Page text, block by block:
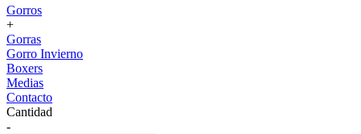
Gorros
+
Gorras
Gorro Invierno
Boxers
Medias
Contacto
Cantidad
-